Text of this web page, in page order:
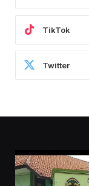
TikTok
Twitter